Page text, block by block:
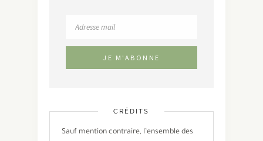
CRÉDITS
Sauf mention contraire, l’ensemble des